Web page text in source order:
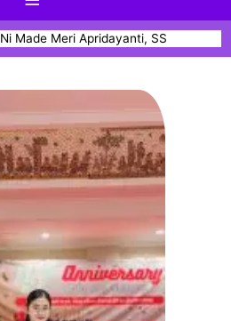
Ni Made Meri Apridayanti, SS